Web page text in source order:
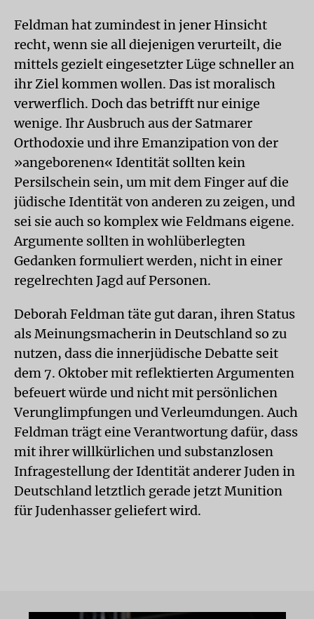
Feldman hat zumindest in jener Hinsicht
recht, wenn sie all diejenigen verurteilt, die
mittels gezielt eingesetzter Lüge schneller an
ihr Ziel kommen wollen. Das ist moralisch
verwerflich. Doch das betrifft nur einige
wenige. Ihr Ausbruch aus der Satmarer
Orthodoxie und ihre Emanzipation von der
»angeborenen« Identität sollten kein
Persilschein sein, um mit dem Finger auf die
jüdische Identität von anderen zu zeigen, und
sei sie auch so komplex wie Feldmans eigene.
Argumente sollten in wohlüberlegten
Gedanken formuliert werden, nicht in einer
regelrechten Jagd auf Personen.
Deborah Feldman täte gut daran, ihren Status
als Meinungsmacherin in Deutschland so zu
nutzen, dass die innerjüdische Debatte seit
dem 7. Oktober mit reflektierten Argumenten
befeuert würde und nicht mit persönlichen
Verunglimpfungen und Verleumdungen. Auch
Feldman trägt eine Verantwortung dafür, dass
mit ihrer willkürlichen und substanzlosen
Infrage­stellung der Identität anderer Juden in
Deutschland letztlich gerade jetzt Munition
für Judenhasser geliefert wird.